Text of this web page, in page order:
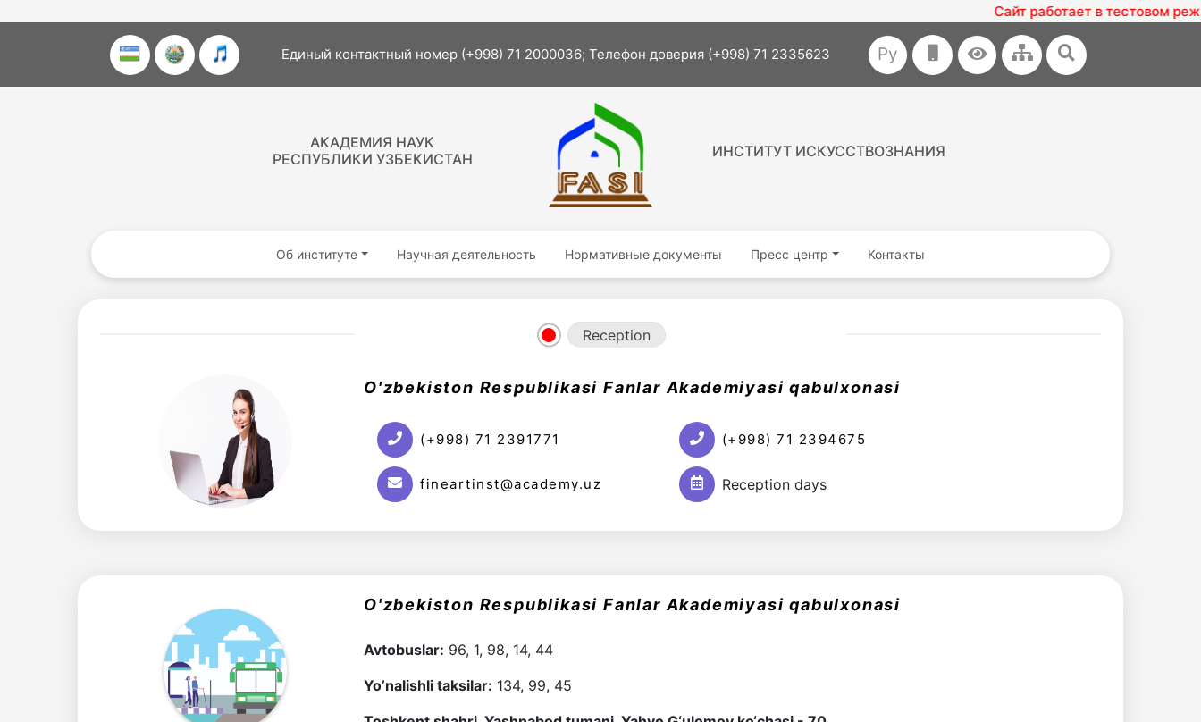
Сайт работает в тестовом режиме
Единый контактный номер (+998) 71 2000036; Телефон доверия (+998) 71 2335623 Ру
АКАДЕМИЯ НАУК
РЕСПУБЛИКИ УЗБЕКИСТАН
ИНСТИТУТ ИСКУССТВОЗНАНИЯ
Об институте Научная деятельность Нормативные документы Пресс центр Контакты
Reception
O'zbekiston Respublikasi Fanlar Akademiyasi qabulxonasi
(+998) 71 2391771
fineartinst@academy.uz
(+998) 71 2394675
Reception days
O'zbekiston Respublikasi Fanlar Akademiyasi qabulxonasi
Avtobuslar: 96, 1, 98, 14, 44
Yo’nalishli taksilar: 134, 99, 45
Академики
института